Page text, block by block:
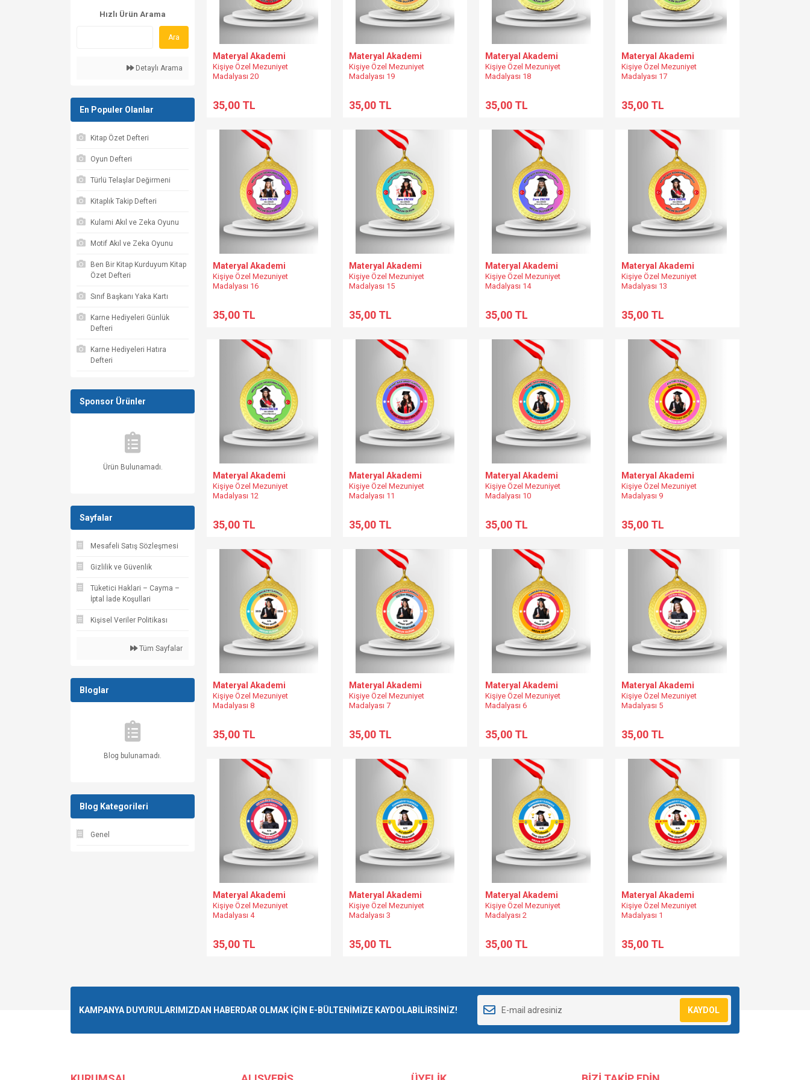
Hızlı Ürün Arama
Ara
Detaylı Arama
En Populer Olanlar
Kitap Özet Defteri
Oyun Defteri
Türlü Telaşlar Değirmeni
Kitaplık Takip Defteri
Kulami Akıl ve Zeka Oyunu
Motif Akıl ve Zeka Oyunu
Ben Bir Kitap Kurduyum Kitap
Özet Defteri
Sınıf Başkanı Yaka Kartı
Karne Hediyeleri Günlük
Defteri
Karne Hediyeleri Hatıra
Defteri
Sponsor Ürünler
Ürün Bulunamadı.
Sayfalar
Mesafeli Satış Sözleşmesi
Gizlilik ve Güvenlik
Tüketici Haklari – Cayma –
İptal İade Koşullari
Kişisel Veriler Politikası
Tüm Sayfalar
Bloglar
Blog bulunamadı.
Blog Kategorileri
Genel
Materyal Akademi
Kişiye Özel Mezuniyet
Madalyası 20
35,00 TL
Materyal Akademi
Kişiye Özel Mezuniyet
Madalyası 19
35,00 TL
Materyal Akademi
Kişiye Özel Mezuniyet
Madalyası 18
35,00 TL
Materyal Akademi
Kişiye Özel Mezuniyet
Madalyası 17
35,00 TL
Materyal Akademi
Kişiye Özel Mezuniyet
Madalyası 16
35,00 TL
Materyal Akademi
Kişiye Özel Mezuniyet
Madalyası 15
35,00 TL
Materyal Akademi
Kişiye Özel Mezuniyet
Madalyası 14
35,00 TL
Materyal Akademi
Kişiye Özel Mezuniyet
Madalyası 13
35,00 TL
Materyal Akademi
Kişiye Özel Mezuniyet
Madalyası 12
35,00 TL
Materyal Akademi
Kişiye Özel Mezuniyet
Madalyası 11
35,00 TL
Materyal Akademi
Kişiye Özel Mezuniyet
Madalyası 10
35,00 TL
Materyal Akademi
Kişiye Özel Mezuniyet
Madalyası 9
35,00 TL
Materyal Akademi
Kişiye Özel Mezuniyet
Madalyası 8
35,00 TL
Materyal Akademi
Kişiye Özel Mezuniyet
Madalyası 7
35,00 TL
Materyal Akademi
Kişiye Özel Mezuniyet
Madalyası 6
35,00 TL
Materyal Akademi
Kişiye Özel Mezuniyet
Madalyası 5
35,00 TL
Materyal Akademi
Kişiye Özel Mezuniyet
Madalyası 4
35,00 TL
Materyal Akademi
Kişiye Özel Mezuniyet
Madalyası 3
35,00 TL
Materyal Akademi
Kişiye Özel Mezuniyet
Madalyası 2
35,00 TL
Materyal Akademi
Kişiye Özel Mezuniyet
Madalyası 1
35,00 TL
KAMPANYA DUYURULARIMIZDAN HABERDAR OLMAK İÇİN E-BÜLTENİMİZE KAYDOLABİLİRSİNİZ! KAYDOL